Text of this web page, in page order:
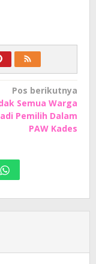
Pos berikutnya
Semua Warga
Pemilih Dalam
PAW Kades